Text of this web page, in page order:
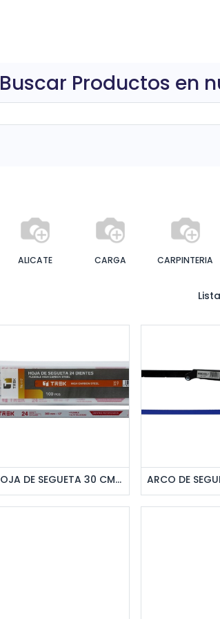
Buscar Productos en
ALICATE CARGA CARPINTERIA
Agregar al pedido HOJA DE SEGUETA 30 CM 24 DIENTES 100 PZAS UNID TREK Agregar